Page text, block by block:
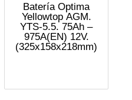
Batería Optima
Yellowtop AGM.
YTS-5.5. 75Ah –
975A(EN) 12V.
(325x158x218mm)